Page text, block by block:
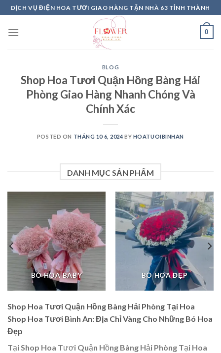
Skip
to
content
DỊCH VỤ ĐIỆN HOA TƯƠI GIAO HÀNG TẬN NHÀ 63 TỈNH THÀNH
0
BLOG
Shop Hoa Tươi Quận Hồng Bàng Hải
Phòng Giao Hàng Nhanh Chóng Và
Chính Xác
POSTED ON THÁNG 10 6, 2024 BY HOATUOIBINHAN
DANH MỤC SẢN PHẨM
BÓ HOA BABY BÓ HOA ĐẸP
Shop Hoa Tươi Quận Hồng Bàng Hải Phòng Tại Hoa
Shop Hoa Tươi Bình An: Địa Chỉ Vàng Cho Những Bó Hoa
Đẹp
Tại Shop Hoa Tươi Quận Hồng Bàng Hải Phòng Tại Hoa